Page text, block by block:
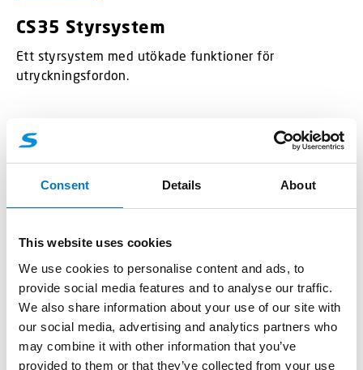
Consent Details About
This website uses cookies
We use cookies to personalise content and ads, to
provide social media features and to analyse our traffic.
We also share information about your use of our site with
our social media, advertising and analytics partners who
may combine it with other information that you’ve
provided to them or that they’ve collected from your use
CS35 Styrsystem
Ett styrsystem med utökade funktioner för
utryckningsfordon.